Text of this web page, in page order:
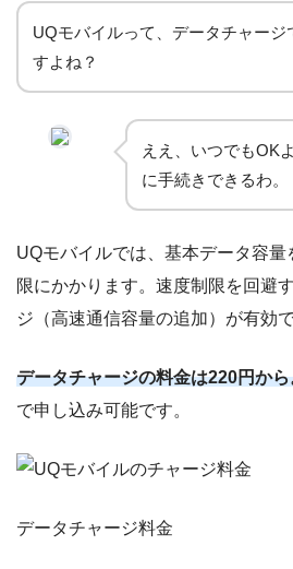
UQモバイルって、データチャージ
すよね？
ええ、いつでもOK
に手続きできるわ。
UQモバイルでは、基本データ容量
限にかかります。速度制限を回避
ジ（高速通信容量の追加）が有効で
データチャージの料金は220円から
で申し込み可能です。
データチャージ料金